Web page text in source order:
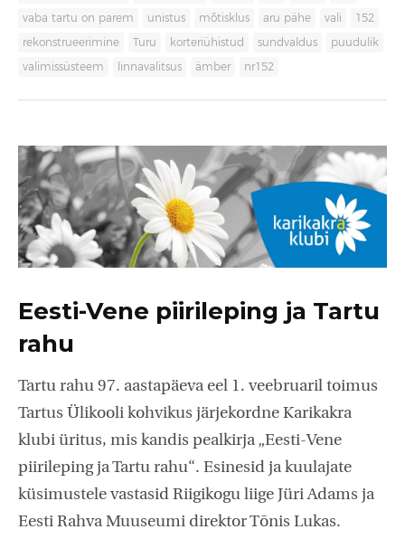
vaba tartu on parem unistus mõtisklus aru pähe vali 152
rekonstrueerimine Turu korteriühistud sundvaldus puudulik
valimissüsteem linnavalitsus ämber nr152
Eesti-Vene piirileping ja Tartu
rahu
Tartu rahu 97. aastapäeva eel 1. veebruaril toimus
Tartus Ülikooli kohvikus järjekordne Karikakra
klubi üritus, mis kandis pealkirja „Eesti-Vene
piirileping ja Tartu rahu“. Esinesid ja kuulajate
küsimustele vastasid Riigikogu liige Jüri Adams ja
Eesti Rahva Muuseumi direktor Tõnis Lukas.